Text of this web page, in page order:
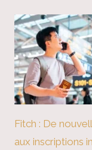
Fitch : De
aux inscriptions